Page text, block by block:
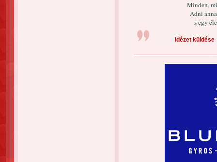
Minden,
Adni
s egy
Idézet küldése